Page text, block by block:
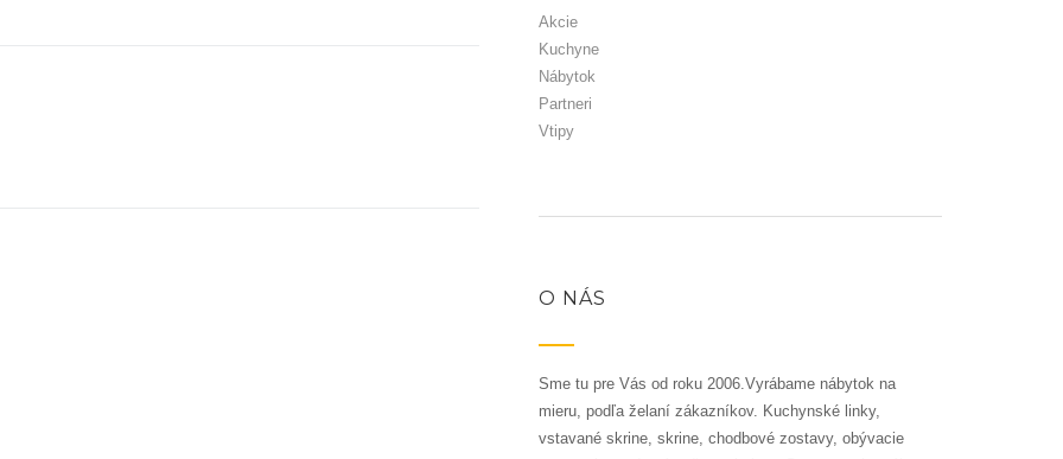
Akcie
Kuchyne
Nábytok
Partneri
Vtipy
O NÁS
Sme tu pre Vás od roku 2006.Vyrábame nábytok na
mieru, podľa želaní zákazníkov. Kuchynské linky,
vstavané skrine, skrine, chodbové zostavy, obývacie